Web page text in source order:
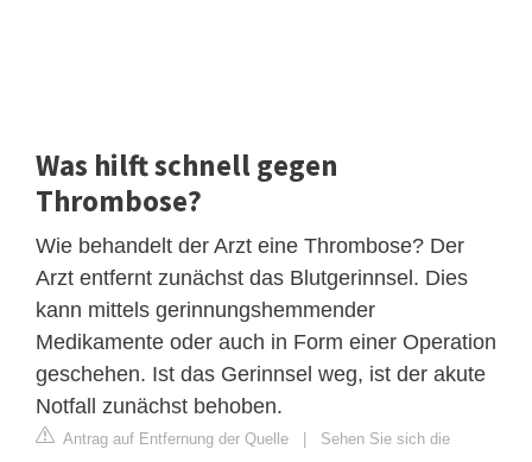
Was hilft schnell gegen
Thrombose?
Wie behandelt der Arzt eine Thrombose? Der
Arzt entfernt zunächst das Blutgerinnsel. Dies
kann mittels gerinnungshemmender
Medikamente oder auch in Form einer Operation
geschehen. Ist das Gerinnsel weg, ist der akute
Notfall zunächst behoben.
Antrag auf Entfernung der Quelle | Sehen Sie sich die